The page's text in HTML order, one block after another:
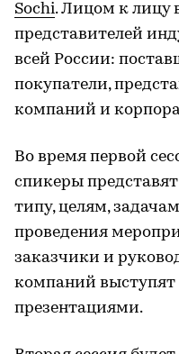
Sochi. Лицом к лицу
представителей
всей России:
покупатели,
компаний и
Во время первой
спикеры
типу, целям,
проведения
заказчики и
компаний
презентациями.